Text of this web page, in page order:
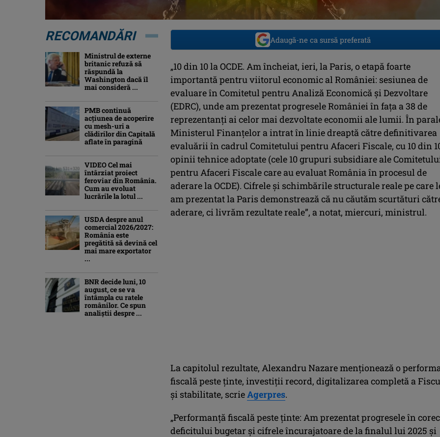
Adaugă-ne ca sursă preferată
„10 din 10 la OCDE. Am încheiat, ieri, la Paris, o etapă foarte
importantă pentru viitorul economic al României: sesiunea de
evaluare în Comitetul pentru Analiză Economică şi Dezvoltare
(EDRC), unde am prezentat progresele României în faţa a 38 de
reprezentanţi ai celor mai dezvoltate economii ale lumii. În
Ministerul Finanţelor a intrat în linie dreaptă către definitivarea
evaluării în cadrul Comitetului pentru Afaceri Fiscale, cu 10 din
opinii tehnice adoptate (cele 10 grupuri subsidiare ale
pentru Afaceri Fiscale care au evaluat România în procesul de
aderare la OCDE). Cifrele şi schimbările structurale reale pe care
am prezentat la Paris demonstrează că nu căutăm scurtături
aderare, ci livrăm rezultate reale”, a notat, miercuri, ministrul.
La capitolul rezultate, Alexandru Nazare menţionează o
fiscală peste ţinte, investiţii record, digitalizarea completă a
şi stabilitate, scrieAgerpres.
„Performanţă fiscală peste ţinte: Am prezentat progresele în
deficitului bugetar şi cifrele încurajatoare de la finalul lui 2025 şi
RECOMANDĂRI
Ministrul de externe
britanic refuză să
răspundă la
Washington dacă îl
mai consideră ...
PMB continuă
acțiunea de acoperire
cu mesh-uri a
clădirilor din Capitală
aflate în paragină
VIDEO Cel mai
întârziat proiect
feroviar din România.
Cum au evoluat
lucrările la lotul ...
USDA despre anul
comercial 2026/2027:
România este
pregătită să devină cel
mai mare exportator
...
BNR decide luni, 10
august, ce se va
întâmpla cu ratele
românilor. Ce spun
analiștii despre ...